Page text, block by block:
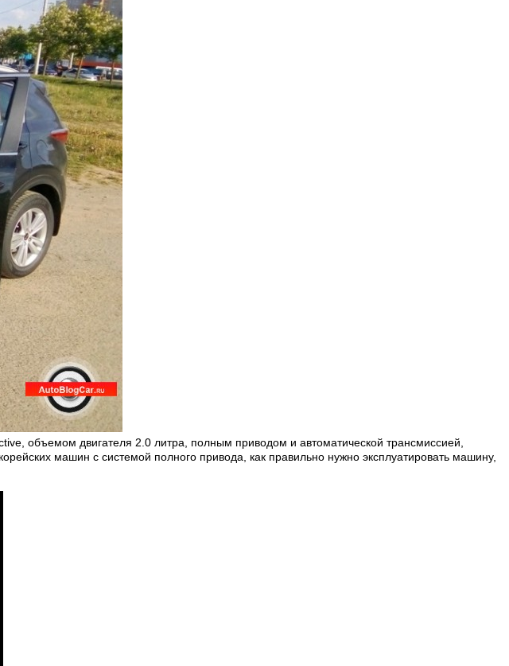
объемом двигателя 2.0 литра, полным приводом и автоматической трансмиссией,
машин с системой полного привода, как правильно нужно эксплуатировать машину,